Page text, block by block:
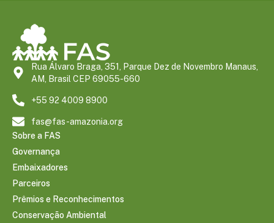
Rua Álvaro Braga, 351, Parque Dez de Novembro Manaus,
AM, Brasil CEP 69055-660
+55 92 4009 8900
fas@fas-amazonia.org
Sobre a FAS
Governança
Embaixadores
Parceiros
Prêmios e Reconhecimentos
Conservação Ambiental